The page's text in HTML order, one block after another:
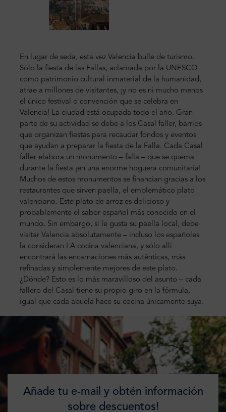
En lugar de seda, esta vez Valencia bulle de turismo.
Sólo la fiesta de las Fallas, aclamada por la UNESCO
como patrimonio cultural inmaterial de la humanidad,
atrae a millones de visitantes, ¡y no es ni mucho menos
el único festival o convención que se celebra en
Valencia! La ciudad está ocupada todo el año. Gran
parte de su actividad se debe a los Casal faller, barrios
que organizan fiestas para recaudar fondos y eventos
que ayudan a preparar la fiesta de la Falla. Cada Casal
faller elabora un monumento – falla – que se quema
durante la fiesta ¡en una enorme hoguera comunitaria!
Muchos de estos monumentos se financian gracias a los
restaurantes que sirven paella, el emblemático plato
valenciano. Este plato de arroz es delicioso y
probablemente el sabor español más conocido en el
mundo. Sin embargo, si le gusta su paella local, debe
visitar Valencia absolutamente – incluso los españoles
la consideran LA cocina valenciana, y sólo allí
encontrará las encarnaciones más auténticas, más
refinadas y simplemente mejores de este plato.
¿Dónde? Esto es lo más maravilloso del asunto – cada
fallero del Casal tiene su propio giro en la fórmula,
igual que cada abuela hace su cocina únicamente suya.
Añade tu e-mail y obtén información
sobre descuentos!